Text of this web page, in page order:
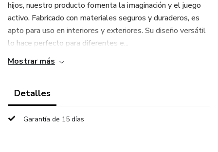
hijos, nuestro producto fomenta la imaginación y el juego
activo. Fabricado con materiales seguros y duraderos, es
apto para uso en interiores y exteriores. Su diseño versátil
lo hace perfecto para diferentes e...
Mostrar más
Detalles
Garantía de 15 días